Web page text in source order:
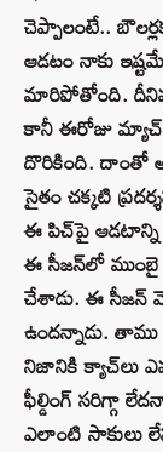
చెప్పాలంటే..
ఆడటం నాకు
మారిపోతోంది.
కానీ ఈరోజు
దొరికింది. దాంతో
సైతం చక్కటి
ఈ పిచ్‌పై ఆడటాన్ని
ఈ సీజన్‌లో ముంబై
చేశాడు. ఈ సీజన్
ఉందన్నాడు. తాము
నిజానికి క్యాచ్‌లు
ఫీల్డింగ్ సరిగ్గా
ఎలాంటి సాకులు